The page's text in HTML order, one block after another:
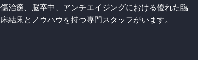
傷治癒、脳卒中、アンチエイジングにおける優れた臨
床結果とノウハウを持つ専門スタッフがいます。